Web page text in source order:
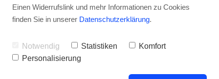
Vom Azubi bis zum Chef -
hier kommt jeder zu Wort
Einen Widerrufslink und mehr Informationen zu Cookies
finden Sie in unserer Datenschutzerklärung.
Notwendig Statistiken
Komfort
Personalisierung